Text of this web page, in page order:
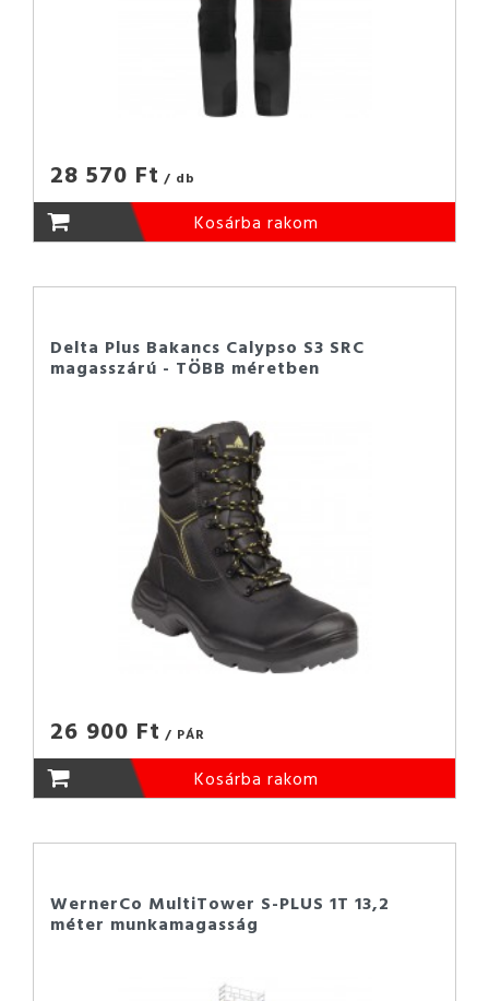
28 570 Ft / db
Kosárba rakom
Delta Plus Bakancs Calypso S3 SRC
magasszárú - TÖBB méretben
26 900 Ft / PÁR
Kosárba rakom
WernerCo MultiTower S-PLUS 1T 13,2
méter munkamagasság